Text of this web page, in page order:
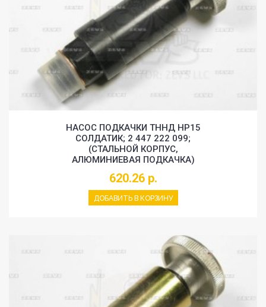
НАСОС ПОДКАЧКИ ТННД HP15
СОЛДАТИК; 2 447 222 099;
(СТАЛЬНОЙ КОРПУС,
АЛЮМИНИЕВАЯ ПОДКАЧКА)
620.26 р.
ДОБАВИТЬ В КОРЗИНУ